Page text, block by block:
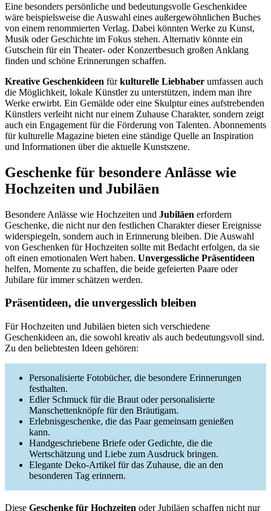
Eine besonders persönliche und bedeutungsvolle Geschenkidee
wäre beispielsweise die Auswahl eines außergewöhnlichen Buches
von einem renommierten Verlag. Dabei könnten Werke zu Kunst,
Musik oder Geschichte im Fokus stehen. Alternativ könnte ein
Gutschein für ein Theater- oder Konzertbesuch großen Anklang
finden und schöne Erinnerungen schaffen.
Kreative Geschenkideen fürkulturelle Liebhaber umfassen auch
die Möglichkeit, lokale Künstler zu unterstützen, indem man ihre
Werke erwirbt. Ein Gemälde oder eine Skulptur eines aufstrebenden
Künstlers verleiht nicht nur einem Zuhause Charakter, sondern zeigt
auch ein Engagement für die Förderung von Talenten. Abonnements
für kulturelle Magazine bieten eine ständige Quelle an Inspiration
und Informationen über die aktuelle Kunstszene.
Geschenke für besondere Anlässe wie
Hochzeiten und Jubiläen
Besondere Anlässe wie Hochzeiten und Jubiläen erfordern
Geschenke, die nicht nur den festlichen Charakter dieser Ereignisse
widerspiegeln, sondern auch in Erinnerung bleiben. Die Auswahl
von Geschenken für Hochzeiten sollte mit Bedacht erfolgen, da sie
oft einen emotionalen Wert haben. Unvergessliche Präsentideen
helfen, Momente zu schaffen, die beide gefeierten Paare oder
Jubilare für immer schätzen werden.
Präsentideen, die unvergesslich bleiben
Für Hochzeiten und Jubiläen bieten sich verschiedene
Geschenkideen an, die sowohl kreativ als auch bedeutungsvoll sind.
Zu den beliebtesten Ideen gehören:
Personalisierte Fotobücher, die besondere Erinnerungen
festhalten.
Edler Schmuck für die Braut oder personalisierte
Manschettenknöpfe für den Bräutigam.
Erlebnisgeschenke, die das Paar gemeinsam genießen
kann.
Handgeschriebene Briefe oder Gedichte, die die
Wertschätzung und Liebe zum Ausdruck bringen.
Elegante Deko-Artikel für das Zuhause, die an den
besonderen Tag erinnern.
Diese Geschenke für Hochzeiten oder Jubiläen schaffen nicht nur